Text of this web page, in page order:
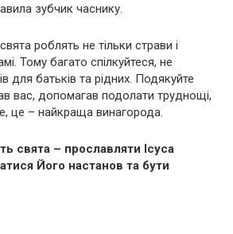
зубчик часнику.
роблять не тільки страви і
Тому багато спілкуйтеся, не
для батьків та рідних. Подякуйте
вас, допомагав подолати труднощі,
це – найкраща винагорода.
свята – прославляти Ісуса
Його настанов та бути